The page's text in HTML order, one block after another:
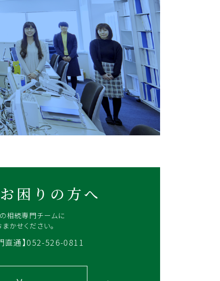
困りの方へ
相続専門チームに
かせください。
直通】052-526-0811